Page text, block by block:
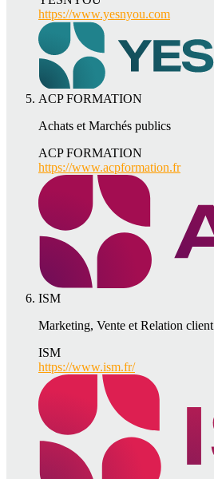
https://www.yesnyou.com
ACP FORMATION
Achats et Marchés publics
ACP FORMATION
https://www.acpformation.fr
ISM
Marketing, Vente et Relation client
ISM
https://www.ism.fr/